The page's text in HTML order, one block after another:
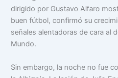
dirigido por Gustavo Alfaro
buen fútbol, confirmó su
señales alentadoras de cara al
Mundo.
Sin embargo, la noche no fue